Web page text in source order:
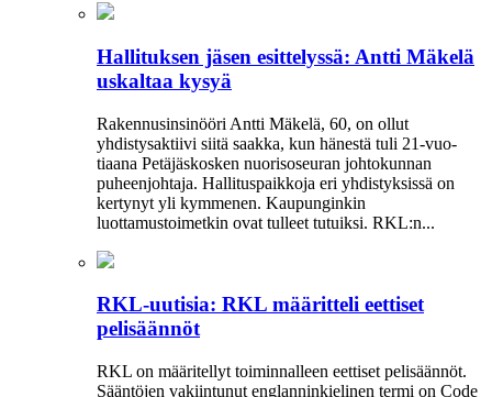
Hallituksen jäsen esittelyssä: Antti Mäkelä
uskaltaa kysyä
Rakennusinsinööri Antti Mäkelä, 60, on ollut
yhdistysaktiivi siitä saakka, kun hänestä tuli 21-vuo­
tiaana Petäjäskosken nuoriso­seuran johtokunnan
puheenjohtaja. Hallituspaikkoja eri yhdistyksissä on
kertynyt yli kymmenen. Kaupunginkin
luottamustoimetkin ovat tulleet tutuiksi. RKL:n...
RKL-uutisia: RKL määritteli eettiset
pelisäännöt
RKL on määritellyt toiminnalleen eettiset peli­säännöt.
Sääntöjen vakiintunut englanninkielinen termi on Code